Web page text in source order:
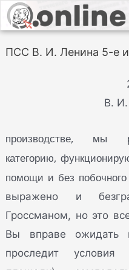
ПСС В. И. Ленина 5-е
В.
производстве, мы
категорию,
помощи и без
выражено и
Гроссманом, но это
Вы вправе ожидать
проследит